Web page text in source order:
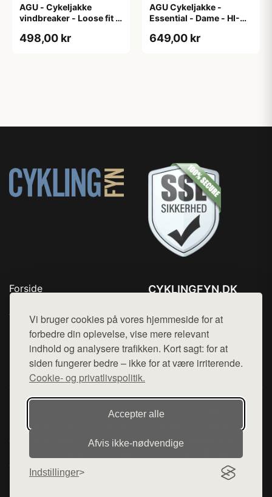
Vi bruger cookies på vores hjemmeside for at
forbedre din oplevelse, vise mere relevant
indhold og analysere trafikken. Kort sagt: for at
siden fungerer bedre – ikke for at være irriterende.
Cookie- og privatlivspolitik.
Accepter alle
Afvis ikke‑nødvendige
Indstillinger
AGU - Cykeljakke
vindbreaker - Loose fit -
498,00 kr
AGU Cykeljakke -
Essential - Dame - HI-
649,00 kr
Forside
Top Rabatter
Blog
Kontakt
CYKLINGFYN.DK
Mail: hej@want.dk
Cookie- og privatlivspolitik
Denne side er en del af want.dk, der udgiver en række
hjemmesider med præsentation af forskellige produkter fra
diverse webshops. Der sælges ikke varer fra denne side - vi
varerne på lager.